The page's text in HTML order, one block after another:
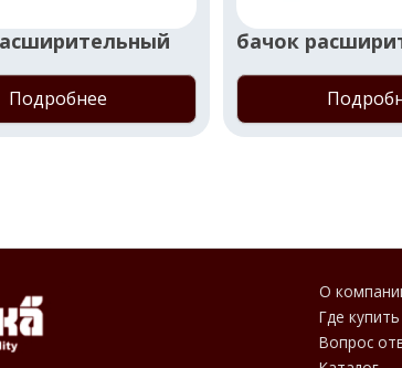
Подробнее
бачок
О
Где купить
Вопрос